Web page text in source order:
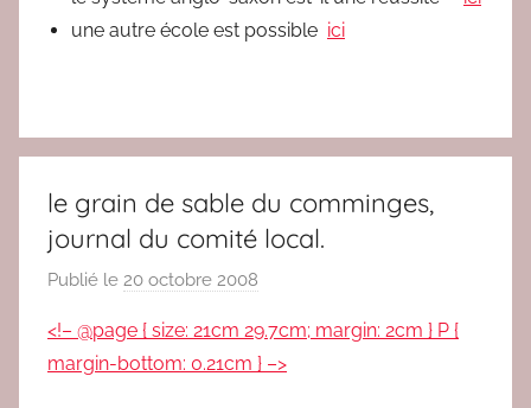
une autre école est possible ici
le grain de sable du comminges,
journal du comité local.
Publié le 20 octobre 2008
r
r
<!– @page { size: 21cm 29.7cm; margin: 2cm } P {
margin-bottom: 0.21cm } –>